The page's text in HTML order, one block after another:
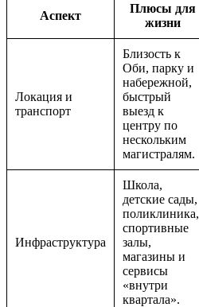
Аспект
Плюсы для
жизни
Локация и
транспорт
Близость к
Оби, парку и
набережной,
быстрый
выезд к
центру по
нескольким
магистралям.
Инфраструктура
Школа,
детские сады,
поликлиника,
спортивные
залы,
магазины и
сервисы
«внутри
квартала».